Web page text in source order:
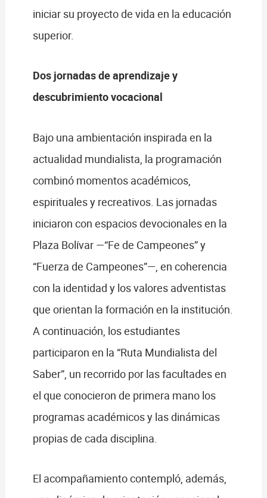
iniciar su proyecto de vida en la educación
superior.
Dos jornadas de aprendizaje y
descubrimiento vocacional
Bajo una ambientación inspirada en la
actualidad mundialista, la programación
combinó momentos académicos,
espirituales y recreativos. Las jornadas
iniciaron con espacios devocionales en la
Plaza Bolívar —“Fe de Campeones” y
“Fuerza de Campeones”—, en coherencia
con la identidad y los valores adventistas
que orientan la formación en la institución.
A continuación, los estudiantes
participaron en la “Ruta Mundialista del
Saber”, un recorrido por las facultades en
el que conocieron de primera mano los
programas académicos y las dinámicas
propias de cada disciplina.
El acompañamiento contempló, además,